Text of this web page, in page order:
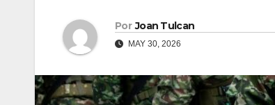
Por Joan Tulcan
MAY 30, 2026